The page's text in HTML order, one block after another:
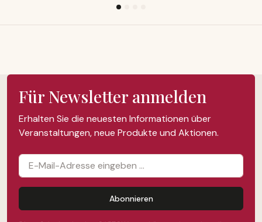
Für Newsletter anmelden
Erhalten Sie die neuesten Informationen über
Veranstaltungen, neue Produkte und Aktionen.
Abonnieren